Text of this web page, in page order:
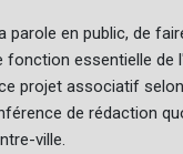
en public, de
essentielle de
projet associatif
de rédaction
ville.